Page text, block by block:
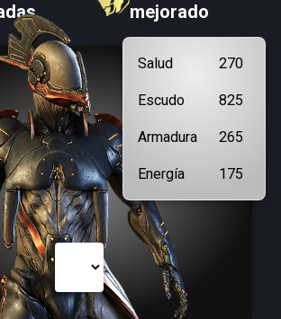
mejorado
Salud 270
Escudo 825
Armadura 265
Energía 175